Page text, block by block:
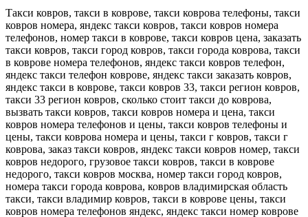
Такси ковров, такси в коврове, такси коврова телефоны, такси
ковров номера, яндекс такси ковров, такси ковров номера
телефонов, номер такси в коврове, такси ковров цена, заказать
такси ковров, такси город ковров, такси города коврова, такси
в коврове номера телефонов, яндекс такси ковров телефон,
яндекс такси телефон коврове, яндекс такси заказать ковров,
яндекс такси в коврове, такси ковров 33, такси регион ковров,
такси 33 регион ковров, сколько стоит такси до коврова,
вызвать такси ковров, такси ковров номера и цена, такси
ковров номера телефонов и цены, такси ковров телефоны и
цены, такси коврова номера и цены, такси г ковров, такси г
коврова, заказ такси ковров, яндекс такси ковров номер, такси
ковров недорого, грузовое такси ковров, такси в коврове
недорого, такси ковров москва, номер такси город ковров,
номера такси города коврова, ковров владимирская область
такси, такси владимир ковров, такси в коврове цены, такси
ковров номера телефонов яндекс, яндекс такси номер коврове